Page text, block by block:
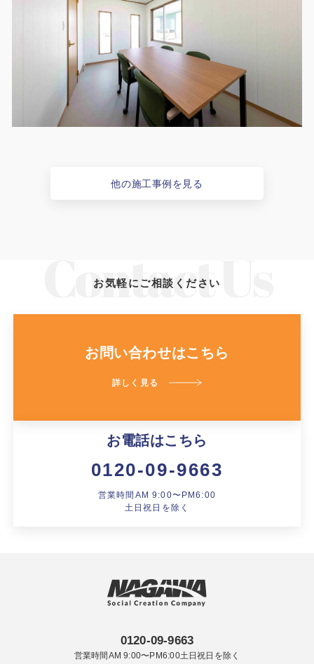
他の施工事例を見る
お気軽にご相談ください
お問い合わせはこちら
詳しく見る
お電話はこちら
0120-09-9663
営業時間AM 9:00〜PM6:00
土日祝日を除く
0120-09-9663
営業時間AM 9:00〜PM6:00土日祝日を除く